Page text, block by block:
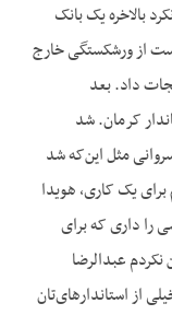
بالاخره یک بانک
از ورشکستگی خارج
داد. بعد
کرمان. شد
مثل این‌که شد
یک کاری، هویدا
را داری که برای
نکردم عبدالرضا
از استاندارهای‌تان